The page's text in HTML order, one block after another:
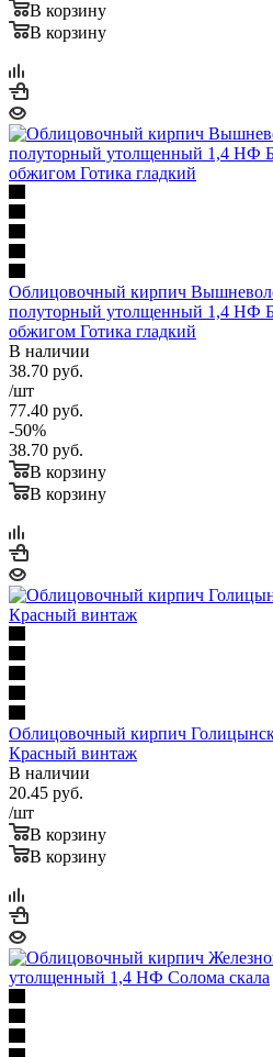
В корзину
В корзину
Облицовочный кирпич
полуторный утолщенный 1,4 НФ
обжигом Готика гладкий
В наличии
38.70 руб.
/шт
77.40 руб.
-50%
38.70 руб.
В корзину
В корзину
Облицовочный кирпич
Красный винтаж
В наличии
20.45 руб.
/шт
В корзину
В корзину